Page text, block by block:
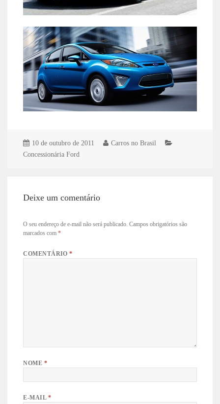
10 de outubro de 2011
Carros no Brasil
Concessionária Ford
Deixe um comentário
O seu endereço de e-mail não será publicado. Campos obrigatórios são
marcados com*
COMENTÁRIO*
NOME *
E-MAIL *